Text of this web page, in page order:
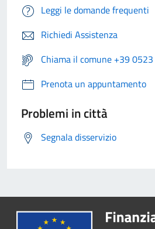
Leggi le domande frequenti
Richiedi Assistenza
Chiama il comune +39
Prenota un appuntamento
Problemi in città
Segnala disservizio